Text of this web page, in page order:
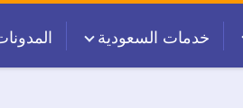
خدمات السعودية